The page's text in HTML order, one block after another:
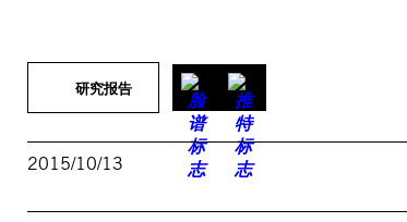
研究报告
2015/10/13